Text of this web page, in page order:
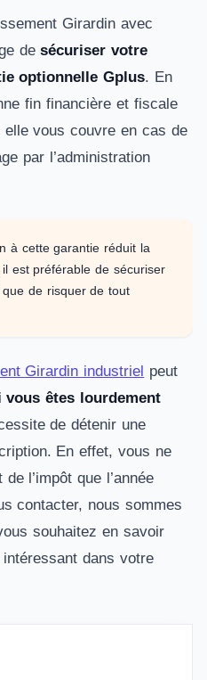
Girardin avec
desécuriser votre
optionnelle Gplus. En
fin financière et fiscale
elle vous couvre en cas de
par l’administration
à cette garantie réduit la
est préférable de sécuriser
de risquer de tout
Girardin industriel peut
vous êtes lourdement
de détenir une
En effet, vous ne
l’impôt que l’année
contacter, nous sommes
souhaitez en savoir
dans votre